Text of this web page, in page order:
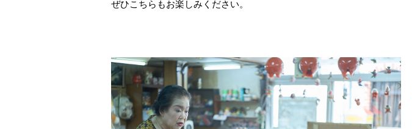
ぜひこちらもお楽しみください。